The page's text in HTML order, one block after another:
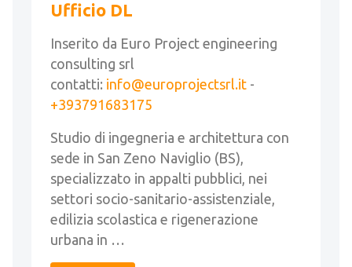
Ufficio DL
Inserito da Euro Project engineering
consulting srl
contatti: info@europrojectsrl.it -
+393791683175
Studio di ingegneria e architettura con
sede in San Zeno Naviglio (BS),
specializzato in appalti pubblici, nei
settori socio-sanitario-assistenziale,
edilizia scolastica e rigenerazione
urbana in …